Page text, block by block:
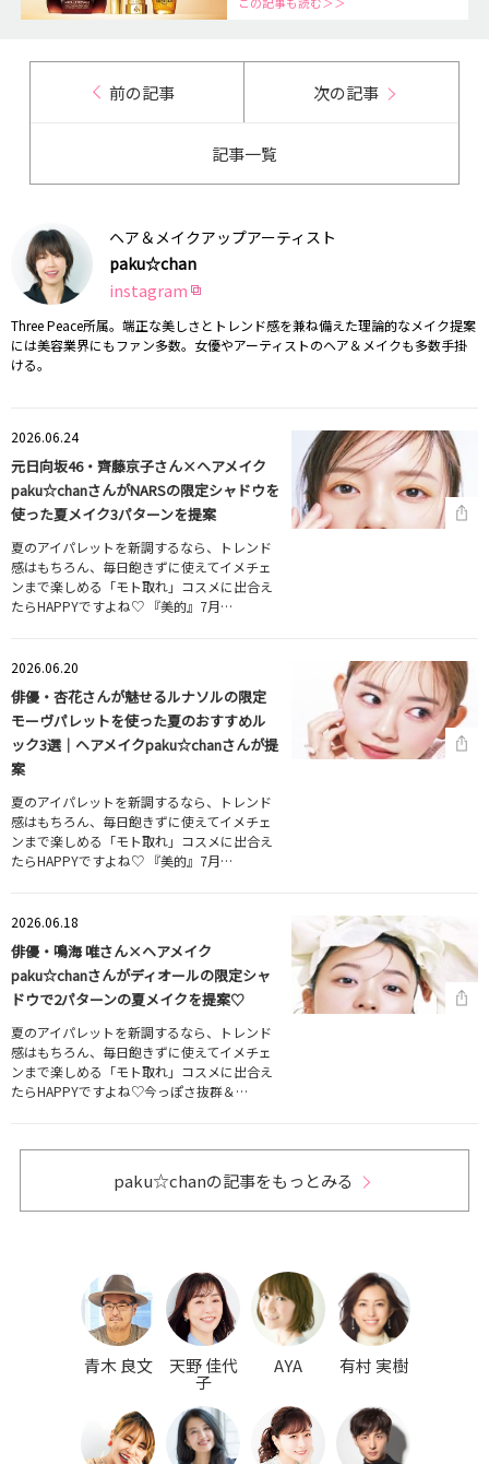
前の記事 次の記事
記事一覧
ヘア＆メイクアップアーティスト
paku☆chan
instagram
Three Peace所属。端正な美しさとトレンド感を兼ね備えた理論的なメイク提案
には美容業界にもファン多数。女優やアーティストのヘア＆メイクも多数手掛
ける。
2026.06.24
元日向坂46・齊藤京子さん×ヘアメイク
paku☆chanさんがNARSの限定シャドウを
使った夏メイク3パターンを提案
夏のアイパレットを新調するなら、トレンド
感はもちろん、毎日飽きずに使えてイメチェ
ンまで楽しめる「モト取れ」コスメに出合え
たらHAPPYですよね♡ 『美的』7月…
2026.06.20
俳優・杏花さんが魅せるルナソルの限定
モーヴパレットを使った夏のおすすめル
ック3選｜ヘアメイクpaku☆chanさんが提
案
夏のアイパレットを新調するなら、トレンド
感はもちろん、毎日飽きずに使えてイメチェ
ンまで楽しめる「モト取れ」コスメに出合え
たらHAPPYですよね♡ 『美的』7月…
2026.06.18
俳優・鳴海 唯さん×ヘアメイク
paku☆chanさんがディオールの限定シャ
ドウで2パターンの夏メイクを提案♡
夏のアイパレットを新調するなら、トレンド
感はもちろん、毎日飽きずに使えてイメチェ
ンまで楽しめる「モト取れ」コスメに出合え
たらHAPPYですよね♡今っぽさ抜群＆…
paku☆chanの記事をもっとみる
青木 良文 天野 佳代
子
AYA 有村 実樹